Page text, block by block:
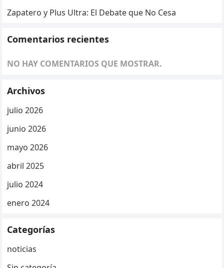
Zapatero y Plus Ultra: El Debate que No Cesa
Comentarios recientes
NO HAY COMENTARIOS QUE MOSTRAR.
Archivos
julio 2026
junio 2026
mayo 2026
abril 2025
julio 2024
enero 2024
Categorías
noticias